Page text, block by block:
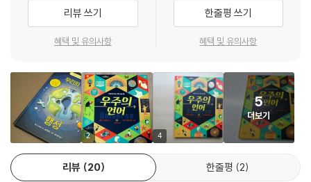
뉴턴의 운동 법칙
지구 표면
전기와 자기
에너지
소리
소리란 무엇일까요?
소리 듣기
고주파와 저주파
음의 조화
리뷰 쓰기
혜택 및 유의사항
한줄평 쓰기
혜택 및 유의사항
2 4
5
더보기
리뷰 20 한줄평 2